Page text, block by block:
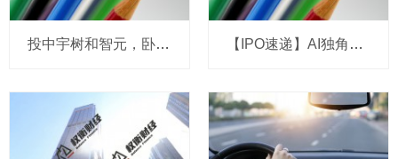
投中宇树和智元，卧龙电驱能否靠机器人叙事“改命”？ 【IPO速递】AI独角兽演语科技拟冲刺港股：成立三年，ARR剑指7亿美元